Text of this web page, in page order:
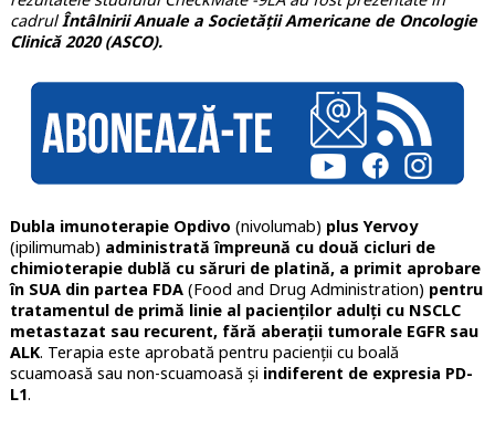
cadrulÎntâlnirii Anuale a Societății Americane de Oncologie
Clinică 2020 (ASCO).
Dubla imunoterapie Opdivo (nivolumab) plus Yervoy
(ipilimumab) administrată împreună cu două cicluri de
chimioterapie dublă cu săruri de platină, a primit aprobare
în SUA din partea FDA(Food and Drug Administration) pentru
tratamentul de primă linie al pacienților adulți cu NSCLC
metastazat sau recurent, fără aberații tumorale EGFR sau
ALK. Terapia este aprobată pentru pacienții cu boală
scuamoasă sau non-scuamoasă și indiferent de expresia PD-
L1.